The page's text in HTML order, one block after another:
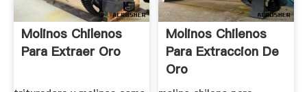
Molinos Chilenos
Para Extraer Oro
Molinos Chilenos
Para Extraccion De
Oro